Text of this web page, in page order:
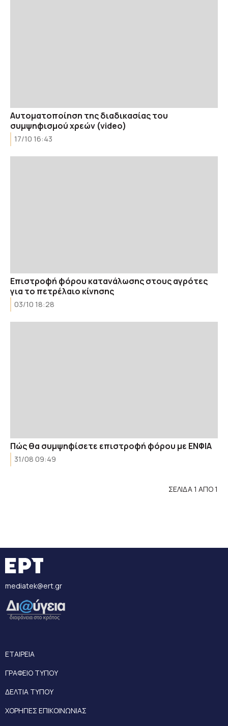
Αυτοματοποίηση της διαδικασίας του
συμψηφισμού χρεών (video)
17/10 16:43
Επιστροφή φόρου κατανάλωσης στους αγρότες
για το πετρέλαιο κίνησης
03/10 18:28
Πώς θα συμψηφίσετε επιστροφή φόρου με ΕΝΦΙΑ
31/08 09:49
ΣΕΛΙΔΑ 1 ΑΠΟ 1
mediatek@ert.gr
ΕΤΑΙΡΕΙΑ
ΓΡΑΦΕΙΟ ΤΥΠΟΥ
ΔΕΛΤΙΑ ΤΥΠΟΥ
ΧΟΡΗΓΙΕΣ ΕΠΙΚΟΙΝΩΝΙΑΣ